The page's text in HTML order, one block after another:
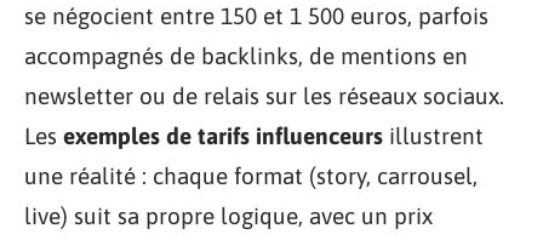
se négocient entre 150 et 1 500 euros, parfois
accompagnés de backlinks, de mentions en
newsletter ou de relais sur les réseaux sociaux.
Les exemples de tarifs influenceurs illustrent
une réalité : chaque format (story, carrousel,
live) suit sa propre logique, avec un prix